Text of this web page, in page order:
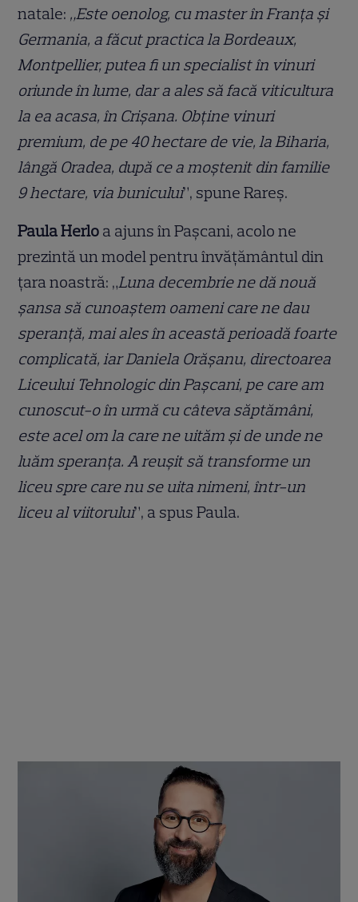
natale: „Este oenolog, cu master în Franța și
Germania, a făcut practica la Bordeaux,
Montpellier, putea fi un specialist în vinuri
oriunde în lume, dar a ales să facă viticultura
la ea acasa, în Crișana. Obține vinuri
premium, de pe 40 hectare de vie, la Biharia,
lângă Oradea, după ce a moștenit din familie
9 hectare, via bunicului”, spune Rareș.
Paula Herlo a ajuns în Pașcani, acolo ne
prezintă un model pentru învățământul din
țara noastră: „Luna decembrie ne dă nouă
șansa să cunoaștem oameni care ne dau
speranță, mai ales în această perioadă foarte
complicată, iar Daniela Orășanu, directoarea
Liceului Tehnologic din Pașcani, pe care am
cunoscut-o în urmă cu câteva săptămâni,
este acel om la care ne uităm și de unde ne
luăm speranța. A reușit să transforme un
liceu spre care nu se uita nimeni, într-un
liceu al viitorului”, a spus Paula.